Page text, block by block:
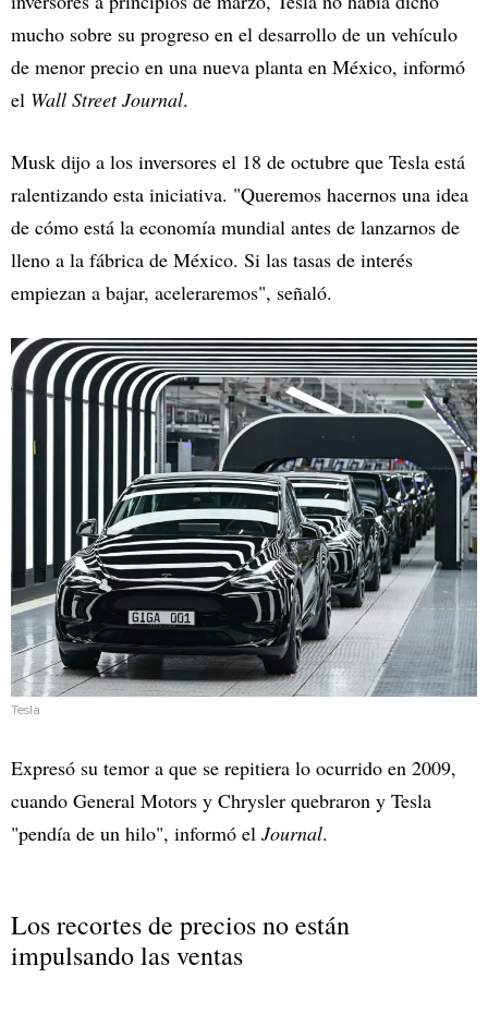
mucho sobre su progreso en el desarrollo de un vehículo
de menor precio en una nueva planta en México, informó
el Wall Street Journal.
Musk dijo a los inversores el 18 de octubre que Tesla está
ralentizando esta iniciativa. "Queremos hacernos una idea
de cómo está la economía mundial antes de lanzarnos de
lleno a la fábrica de México. Si las tasas de interés
empiezan a bajar, aceleraremos", señaló.
Tesla
Expresó su temor a que se repitiera lo ocurrido en 2009,
cuando General Motors y Chrysler quebraron y Tesla
"pendía de un hilo", informó el Journal.
Los recortes de precios no están
impulsando las ventas